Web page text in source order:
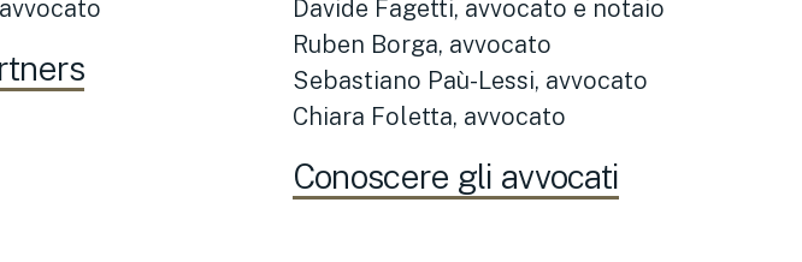
Davide Fagetti, avvocato e notaio
Ruben Borga, avvocato
Sebastiano Paù-Lessi, avvocato
Chiara Foletta, avvocato
Conoscere gli avvocati